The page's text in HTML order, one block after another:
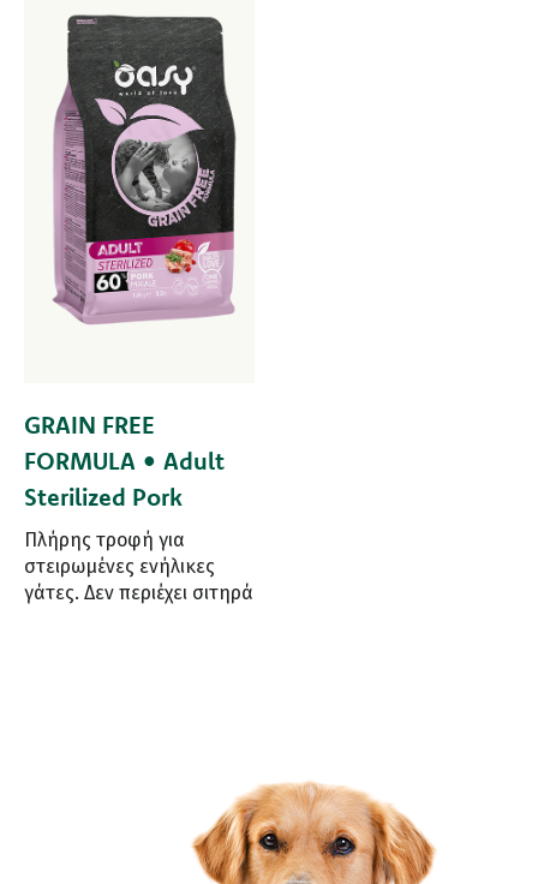
GRAIN FREE
FORMULA • Adult
Sterilized Pork
Πλήρης τροφή για
στειρωμένες ενήλικες
γάτες. Δεν περιέχει σιτηρά